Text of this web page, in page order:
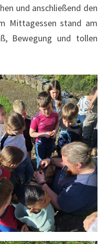
und anschließend den
Mittagessen stand am
Bewegung und tollen